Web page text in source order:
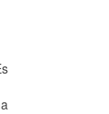
put them in my